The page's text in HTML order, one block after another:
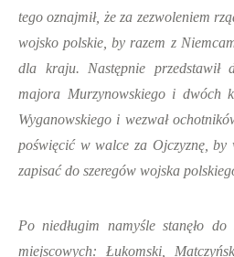
tego oznajmił, że za zezwoleniem
wojsko polskie, by razem z
dla kraju. Następnie przedstawił
majora Murzynowskiego i dwóch
Wyganowskiego i wezwał
poświęcić w walce za Ojczyznę,
zapisać do szeregów wojska
Po niedługim namyśle stanęło
miejscowych: Łukomski,